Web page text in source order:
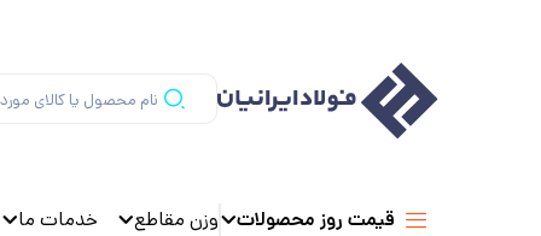
قیمت روز محصولات وزن مقاطع خدمات ما